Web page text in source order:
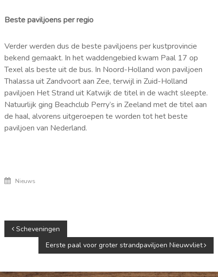
Beste paviljoens per regio
Verder werden dus de beste paviljoens per kustprovincie
bekend gemaakt. In het waddengebied kwam Paal 17 op
Texel als beste uit de bus. In Noord-Holland won paviljoen
Thalassa uit Zandvoort aan Zee, terwijl in Zuid-Holland
paviljoen Het Strand uit Katwijk de titel in de wacht sleepte.
Natuurlijk ging Beachclub Perry’s in Zeeland met de titel aan
de haal, alvorens uitgeroepen te worden tot het beste
paviljoen van Nederland.
Nieuws
Berichtnavigatie
Scheveningen
Eerste paal voor groter strandpaviljoen Nieuwvliet